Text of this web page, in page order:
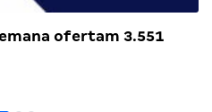
ofertam 3.551